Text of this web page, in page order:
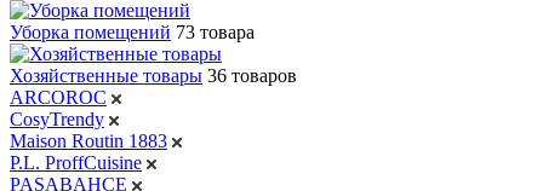
Уборка помещений 73 товара
Хозяйственные товары 36 товаров
ARCOROC
CosyTrendy
Maison Routin 1883
P.L. ProffСuisine
PASABAHCE